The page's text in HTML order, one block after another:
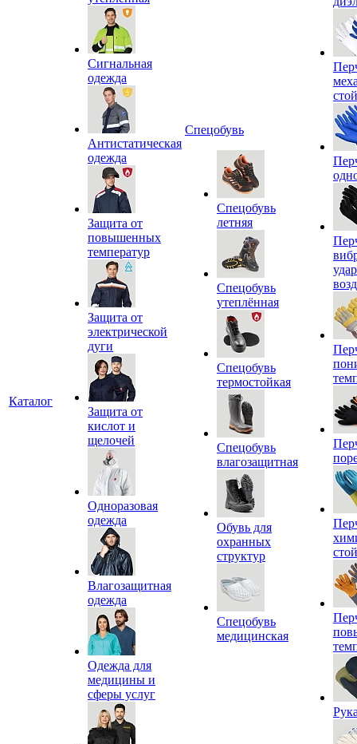
Каталог
Сигнальная
одежда
Антистатическая
одежда
Защита от
повышенных
температур
Защита от
электрической
дуги
Защита от
кислот и
щелочей
Одноразовая
одежда
Влагозащитная
одежда
Одежда для
медицины и
сферы услуг
Спецобувь
Спецобувь
летняя
Спецобувь
утеплённая
Спецобувь
термостойкая
Спецобувь
влагозащитная
Обувь для
охранных
структур
Спецобувь
медицинская